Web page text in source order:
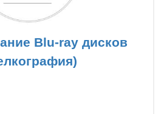
Blu-ray дисков